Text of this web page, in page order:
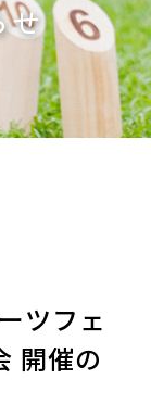
せ
ツフェ
開催の